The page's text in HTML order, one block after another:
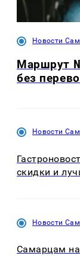
Новости
Маршрут
без
Новости
скидки и
Новости
Самарцам